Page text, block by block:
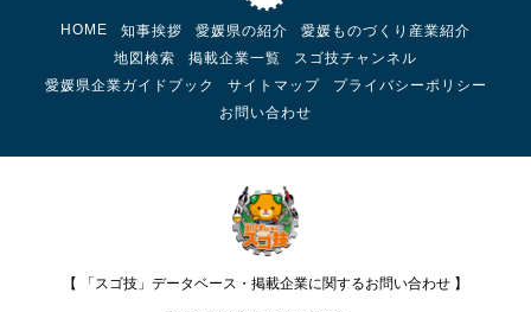
HOME 知事挨拶 愛媛県の紹介
愛媛ものづくり産業紹介
地図検索
掲載企業一覧
スゴ技チャンネル
愛媛県企業ガイドブック
サイトマップ
プライバシーポリシー
お問い合わせ
【 「スゴ技」データベース・掲載企業に関するお問い合わせ 】